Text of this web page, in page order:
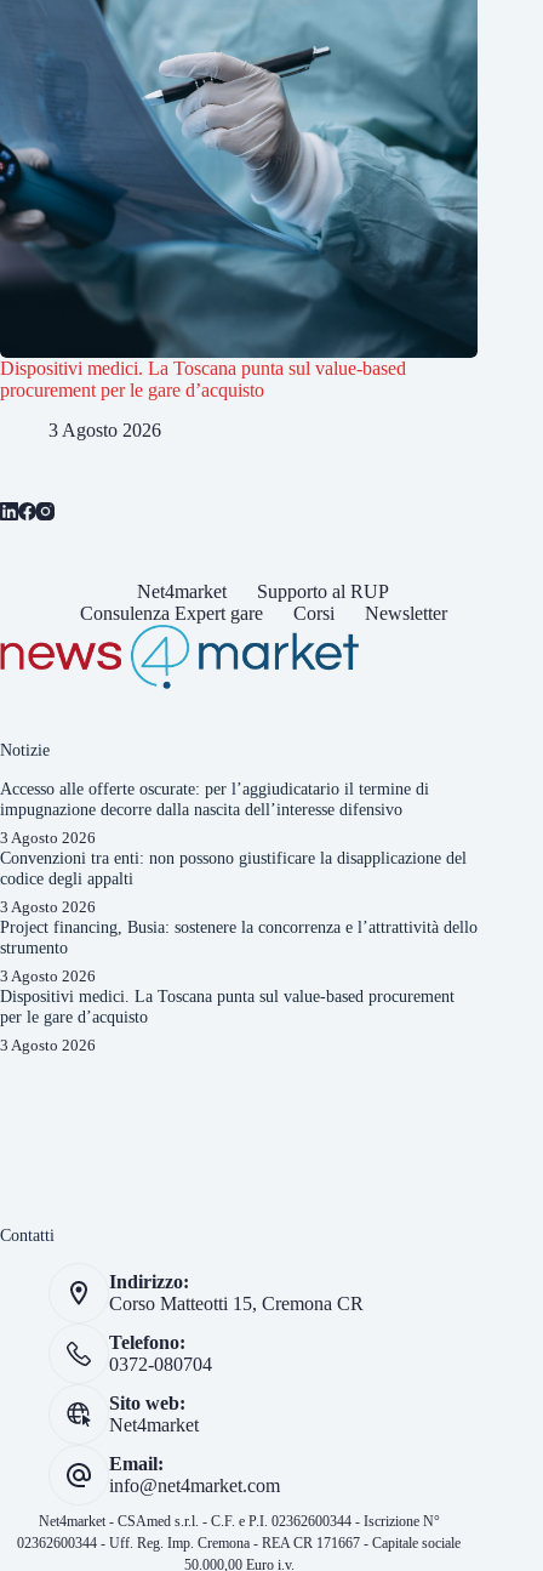
Dispositivi medici. La Toscana punta sul value-based
procurement per le gare d’acquisto
3 Agosto 2026
Net4market
Supporto al RUP
Consulenza Expert gare
Corsi Newsletter
Notizie
Accesso alle offerte oscurate: per l’aggiudicatario il termine di
impugnazione decorre dalla nascita dell’interesse difensivo
3 Agosto 2026
Convenzioni tra enti: non possono giustificare la disapplicazione del
codice degli appalti
3 Agosto 2026
Project financing, Busia: sostenere la concorrenza e l’attrattività dello
strumento
3 Agosto 2026
Dispositivi medici. La Toscana punta sul value-based procurement
per le gare d’acquisto
3 Agosto 2026
Contatti
Indirizzo:
Corso Matteotti 15, Cremona CR
Telefono:
0372-080704
Sito web:
Net4market
Email:
info@net4market.com
Net4market - CSAmed s.r.l. - C.F. e P.I. 02362600344 - Iscrizione N°
02362600344 - Uff. Reg. Imp. Cremona - REA CR 171667 - Capitale sociale
50.000,00 Euro i.v.